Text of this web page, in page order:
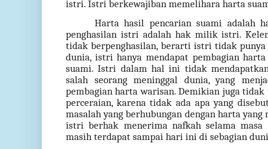
istri. Istri berkewajiban memelihara harta
Harta hasil pencarian suami adalah
penghasilan istri adalah hak milik istri.
tidak berpenghasilan, berarti istri tidak
dunia, istri hanya mendapat pembagian
suami. Istri dalam hal ini tidak
salah seorang meninggal dunia, yang
pembagian harta warisan. Demikian juga
perceraian, karena tidak ada apa yang
masalah yang berhubungan dengan harta
istri berhak menerima nafkah selama
masih terdapat sampai hari ini di sebagian